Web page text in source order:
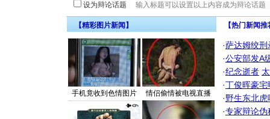
设为辩论话题
【精彩图片新闻】
手机竟收到色情图片 情侣偷情被电视直播
【热门新闻
·萨达姆绞刑
·公安部发A
·纪念逝者
·丁俊晖豪
·野生东北
·专家辩论伪